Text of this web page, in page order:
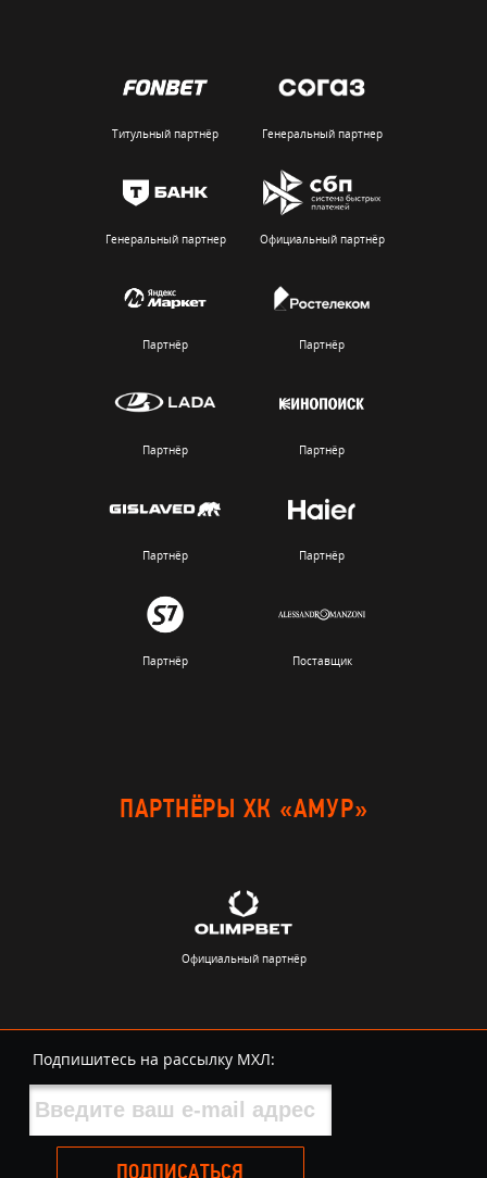
Титульный партнёр Генеральный партнер
Генеральный партнер Официальный партнёр
Партнёр Партнёр
Партнёр Партнёр
Партнёр Партнёр
Партнёр Поставщик
ПАРТНЁРЫ ХК «АМУР»
Официальный партнёр
Подпишитесь на рассылку МХЛ:
ПОДПИСАТЬСЯ